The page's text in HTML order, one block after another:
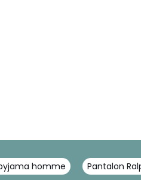
homme Pantalon